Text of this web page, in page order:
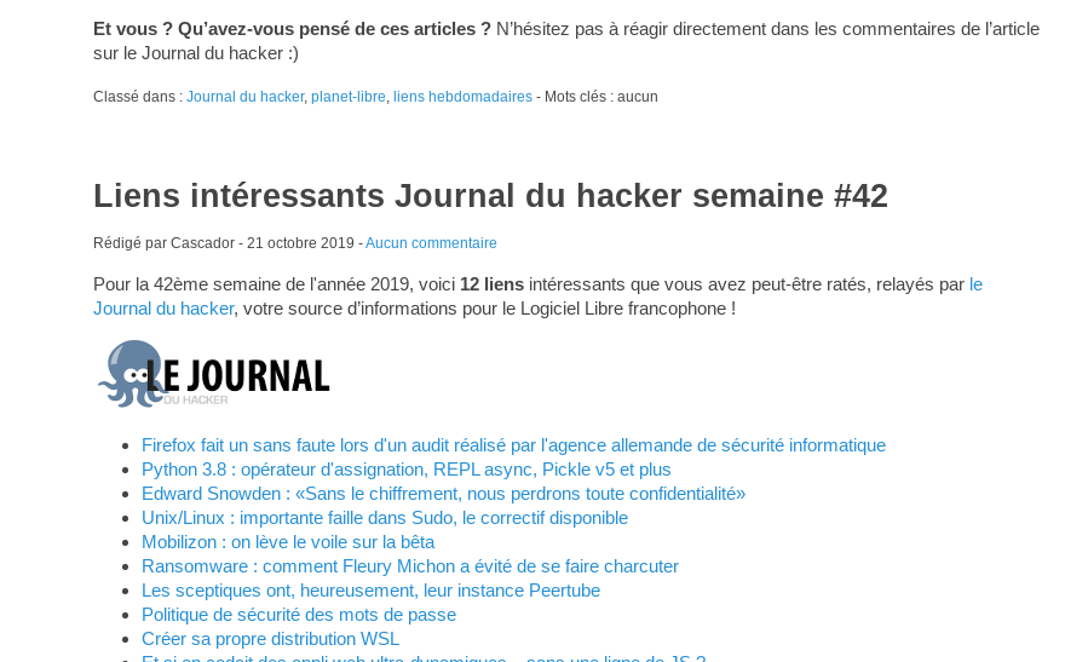
Et vous ? Qu’avez-vous pensé de ces articles ?N’hésitez pas à réagir directement dans les commentaires de l’article
sur le Journal du hacker :)
Classé dans : Journal du hacker, planet-libre, liens hebdomadaires- Mots clés : aucun
Liens intéressants Journal du hacker semaine #42
Rédigé par Cascador - 21 octobre 2019 -Aucun commentaire
Pour la 42ème semaine de l'année 2019, voici 12 liensintéressants que vous avez peut-être ratés, relayés par le
Journal du hacker, votre source d’informations pour le Logiciel Libre francophone !
Firefox fait un sans faute lors d'un audit réalisé par l'agence allemande de sécurité informatique
Python 3.8 : opérateur d'assignation, REPL async, Pickle v5 et plus
Edward Snowden : «Sans le chiffrement, nous perdrons toute confidentialité»
Unix/Linux : importante faille dans Sudo, le correctif disponible
Mobilizon : on lève le voile sur la bêta
Ransomware : comment Fleury Michon a évité de se faire charcuter
Les sceptiques ont, heureusement, leur instance Peertube
Politique de sécurité des mots de passe
Créer sa propre distribution WSL